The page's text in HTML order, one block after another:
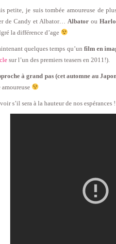
petite, je suis tombée amoureuse de
de Candy et Albator… Albator ou
la différence d’age
quelques temps qu’un film en
sur l’un des premiers teasers en 2011!).
à grand pas (cet automne au
amoureuse
s’il sera à la hauteur de nos espérances !